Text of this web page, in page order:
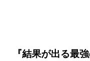
『結果が出る最